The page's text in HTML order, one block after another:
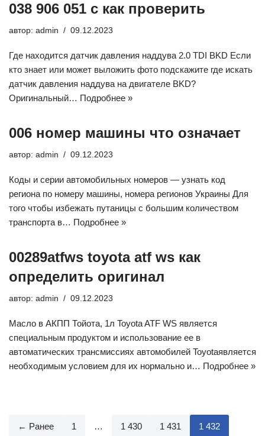
038 906 051 c как проверить
автор: admin 09.12.2023
Где находится датчик давления наддува 2.0 TDI BKD Если
кто знает или может выложить фото подскажите где искать
датчик давления наддува на двигателе BKD?
Оригинальный… Подробнее »
006 номер машины что означает
автор: admin 09.12.2023
Коды и серии автомобильных номеров — узнать код
региона по номеру машины, номера регионов Украины Для
того чтобы избежать путаницы с большим количеством
транспорта в… Подробнее »
00289atfws toyota atf ws как
определить оригинал
автор: admin 09.12.2023
Масло в АКПП Тойота, 1л Toyota ATF WS является
специальным продуктом и использование ее в
автоматических трансмиссиях автомобилей Toyotaявляется
необходимым условием для их нормально и… Подробнее »
← Ранее 1 … 1 430 1 431 1 432